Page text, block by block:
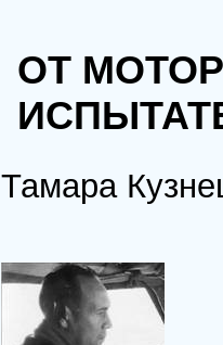
ОТ
Тамара